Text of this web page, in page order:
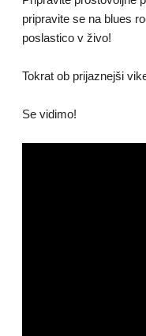
pripravite se na blues
poslastico v živo!
Tokrat ob prijaznejši
Se vidimo!